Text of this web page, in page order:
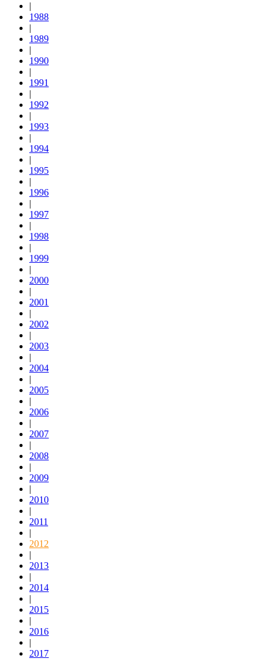
|
1988
|
1989
|
1990
|
1991
|
1992
|
1993
|
1994
|
1995
|
1996
|
1997
|
1998
|
1999
|
2000
|
2001
|
2002
|
2003
|
2004
|
2005
|
2006
|
2007
|
2008
|
2009
|
2010
|
2011
|
2012
|
2013
|
2014
|
2015
|
2016
|
2017